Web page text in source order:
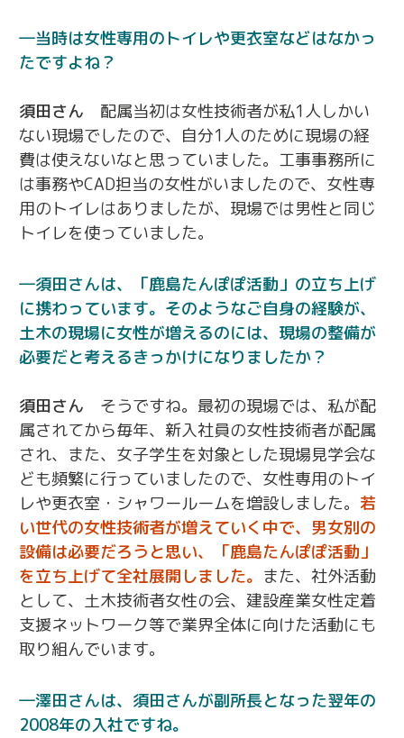
当時は女性専用のトイレや更衣室などはなかっ
たですよね？
須田さん
配属当初は女性技術者が私1人しかい
ない現場でしたので、自分1人のために現場の経
費は使えないなと思っていました。工事事務所に
は事務やCAD担当の女性がいましたので、女性専
用のトイレはありましたが、現場では男性と同じ
トイレを使っていました。
須田さんは、「鹿島たんぽぽ活動」の立ち上げ
に携わっています。そのようなご自身の経験が、
土木の現場に女性が増えるのには、現場の整備が
必要だと考えるきっかけになりましたか？
須田さん
そうですね。最初の現場では、私が配
属されてから毎年、新入社員の女性技術者が配属
され、また、女子学生を対象とした現場見学会な
ども頻繁に行っていましたので、女性専用のトイ
レや更衣室・シャワールームを増設しました。 若
い世代の女性技術者が増えていく中で、男女別の
設備は必要だろうと思い、「鹿島たんぽぽ活動」
を立ち上げて全社展開しました。 また、社外活動
として、土木技術者女性の会、建設産業女性定着
支援ネットワーク等で業界全体に向けた活動にも
取り組んでいます。
澤田さんは、須田さんが副所長となった翌年の
2008年の入社ですね。